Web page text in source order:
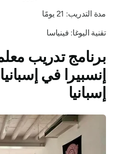
مدة التدريب: 21 يومًا
تقنية اليوغا: فينياسا
برنامج تدريب
إنسبيرا في
إسبانيا